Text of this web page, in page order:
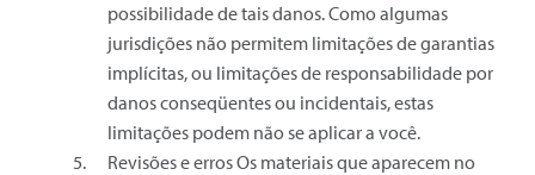
possibilidade de tais danos. Como algumas
jurisdições não permitem limitações de garantias
implícitas, ou limitações de responsabilidade por
danos conseqüentes ou incidentais, estas
limitações podem não se aplicar a você.
Revisões e erros Os materiais que aparecem no